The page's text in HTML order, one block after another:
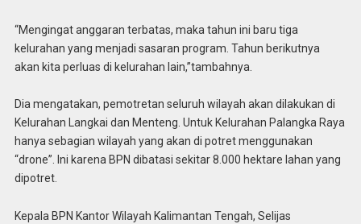
“Mengingat anggaran terbatas, maka tahun ini baru tiga
kelurahan yang menjadi sasaran program. Tahun berikutnya
akan kita perluas di kelurahan lain,”tambahnya.
Dia mengatakan, pemotretan seluruh wilayah akan dilakukan di
Kelurahan Langkai dan Menteng. Untuk Kelurahan Palangka Raya
hanya sebagian wilayah yang akan di potret menggunakan
“drone”. Ini karena BPN dibatasi sekitar 8.000 hektare lahan yang
dipotret.
Kepala BPN Kantor Wilayah Kalimantan Tengah, Selijas